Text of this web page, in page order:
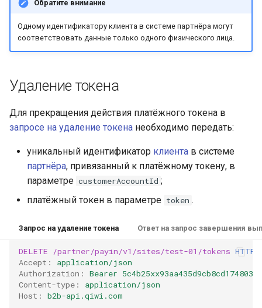
Обратите внимание
Одному идентификатору клиента в системе партнёра могут
соответствовать данные только одного физического лица.
Удаление токена
Для прекращения действия платёжного токена в
запросе на удаление токена необходимо передать:
уникальный идентификатор клиента в системе
партнёра, привязанный к платёжному токену, в
параметре customerAccountId ;
платёжный токен в параметре token .
Запрос на удаление токена Ответ на запрос завершения
DELETE /partner/payin/v1/sites/test-01/tokens HTTP
Accept :
application/json
Authorization :
Bearer
Content-type :
application/json
Host : b2b-api.qiwi.com